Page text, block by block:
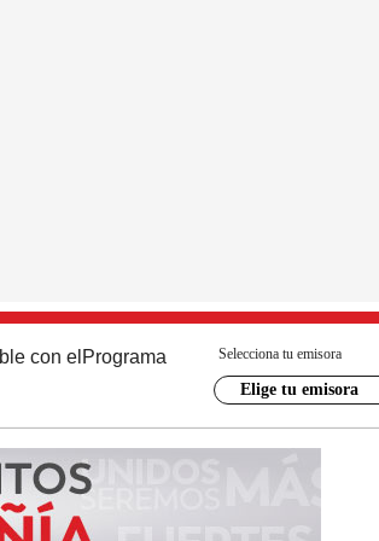
con el Programa Selecciona tu emisora
Elige tu emisora